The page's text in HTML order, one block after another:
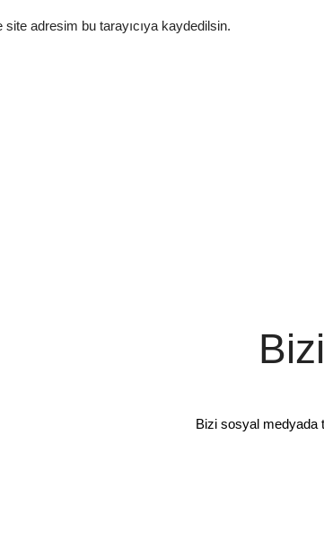
adresim bu tarayıcıya kaydedilsin.
Bizi sosyal medyada